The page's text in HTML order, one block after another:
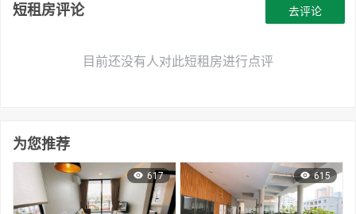
短租房评论
目前还没有人对此短租房进行点评
去评论
为您推荐
617 615